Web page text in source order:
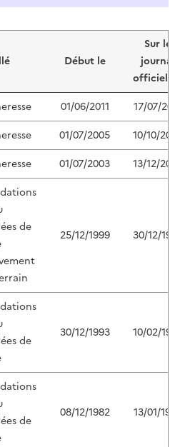
Début le
Sur le
journal
officiel
01/06/2011
17/07/
01/07/2005
10/10/
01/07/2003 13/12/
de
25/12/1999 30/12/
de
30/12/1993 10/02/
de
08/12/1982 13/01/